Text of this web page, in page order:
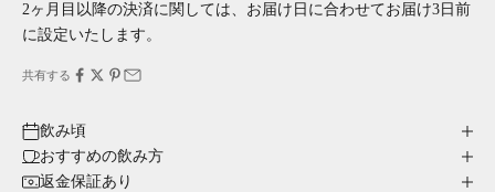
2ヶ月目以降の決済に関しては、お届け日に合わせてお届け3日前
に設定いたします。
共有する
飲み頃
おすすめの飲み方
返金保証あり